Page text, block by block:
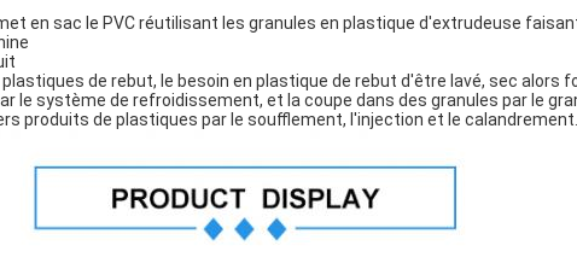
en sac le PVC réutilisant les granules en plastique d'extrudeuse
de rebut, le besoin en plastique de rebut d'être lavé, sec alors
le système de refroidissement, et la coupe dans des granules par le
produits de plastiques par le soufflement, l'injection et le calandrement.